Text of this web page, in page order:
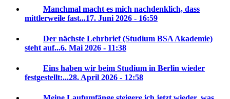
Manchmal macht es mich nachdenklich, dass
mittlerweile fast...17. Juni 2026 - 16:59
Der nächste Lehrbrief (Studium BSA Akademie)
steht auf...6. Mai 2026 - 11:38
Eins haben wir beim Studium in Berlin wieder
festgestellt:...28. April 2026 - 12:58